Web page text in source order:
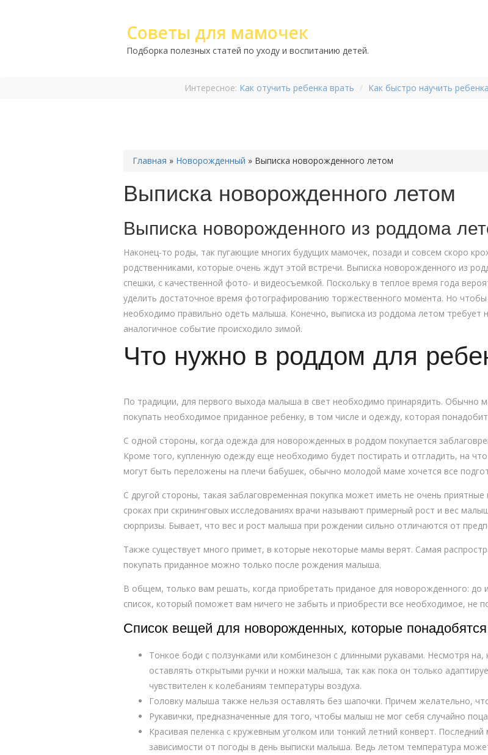
Советы для мамочек
Подборка полезных статей по уходу и воспитанию детей.
Интересное: Как отучить ребенка врать Как быстро научить
Главная » Новорожденный » Выписка новорожденного летом
Выписка новорожденного летом
Выписка новорожденного из роддома
Наконец-то роды, так пугающие многих будущих мамочек, позади и совсем скоро
родственниками, которые очень ждут этой встречи. Выписка новорожденного из
спешки, с качественной фото- и видеосъемкой. Поскольку в теплое время года
уделить достаточное время фотографированию торжественного момента. Но
необходимо правильно одеть малыша. Конечно, выписка из роддома летом требует
аналогичное событие происходило зимой.
Что нужно в роддом для
По традиции, для первого выхода малыша в свет необходимо принарядить. Обычно
покупать необходимое приданное ребенку, в том числе и одежду, которая
С одной стороны, когда одежда для новорожденных в роддом покупается
Кроме того, купленную одежду еще необходимо будет постирать и отгладить, на
могут быть переложены на плечи бабушек, обычно молодой маме хочется все
С другой стороны, такая заблаговременная покупка может иметь не очень
сроках при скрининговых исследованиях врачи называют примерный рост и вес
сюрпризы. Бывает, что вес и рост малыша при рождении сильно отличаются от
Также существует много примет, в которые некоторые мамы верят. Самая
покупать приданное можно только после рождения малыша.
В общем, только вам решать, когда приобретать приданое для новорожденного:
список, который поможет вам ничего не забыть и приобрести все необходимое, не
Список вещей для новорожденных, которые
Тонкое боди с ползунками или комбинезон с длинными рукавами. Несмотря на,
оставлять открытыми ручки и ножки малыша, так как пока он только
чувствителен к колебаниям температуры воздуха.
Головку малыша также нельзя оставлять без шапочки. Причем желательно,
Рукавички, предназначенные для того, чтобы малыш не мог себя случайно
Красивая пеленка с кружевным уголком или тонкий летний конверт.
зависимости от погоды в день выписки малыша. Ведь летом температура